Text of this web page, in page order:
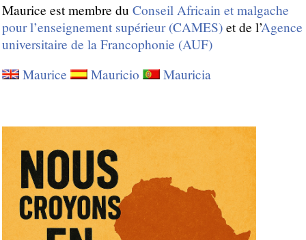
Maurice est membre du Conseil Africain et malgache
pour l’enseignement supérieur (CAMES) et de l’Agence
universitaire de la Francophonie (AUF)
Maurice
Mauricio Mauricia